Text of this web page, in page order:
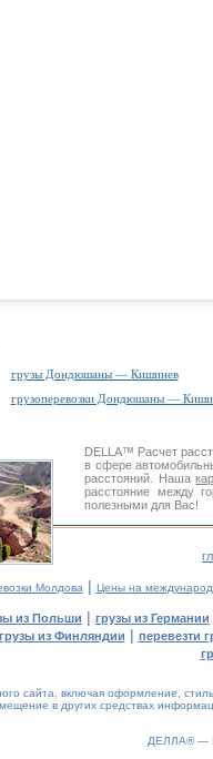
грузы Дондюшаны — Кишинев
грузоперевозки Дондюшаны —
DELLA™ Расчет
в сфере
расстояний. Наша
расстояние между
полезными для Вас!
Молдова | Цены на
из Польши | грузы из Германии
грузы из Финляндии | перевезти
сайта, включая оформление,
в других средствах
ДЕЛЛА® —